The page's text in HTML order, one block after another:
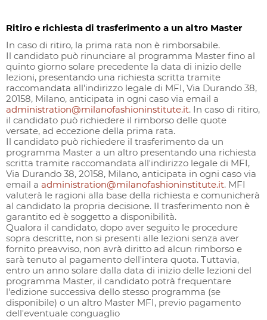
Ritiro e richiesta di trasferimento a un altro Master
In caso di ritiro, la prima rata non è rimborsabile.
Il candidato può rinunciare al programma Master fino al
quinto giorno solare precedente la data di inizio delle
lezioni, presentando una richiesta scritta tramite
raccomandata all'indirizzo legale di MFI, Via Durando 38,
20158, Milano, anticipata in ogni caso via email a
administration@milanofashioninstitute.it. In caso di ritiro,
il candidato può richiedere il rimborso delle quote
versate, ad eccezione della prima rata.
Il candidato può richiedere il trasferimento da un
programma Master a un altro presentando una richiesta
scritta tramite raccomandata all'indirizzo legale di MFI,
Via Durando 38, 20158, Milano, anticipata in ogni caso via
email a administration@milanofashioninstitute.it. MFI
valuterà le ragioni alla base della richiesta e comunicherà
al candidato la propria decisione. Il trasferimento non è
garantito ed è soggetto a disponibilità.
Qualora il candidato, dopo aver seguito le procedure
sopra descritte, non si presenti alle lezioni senza aver
fornito preavviso, non avrà diritto ad alcun rimborso e
sarà tenuto al pagamento dell'intera quota. Tuttavia,
entro un anno solare dalla data di inizio delle lezioni del
programma Master, il candidato potrà frequentare
l'edizione successiva dello stesso programma (se
disponibile) o un altro Master MFI, previo pagamento
dell'eventuale conguaglio